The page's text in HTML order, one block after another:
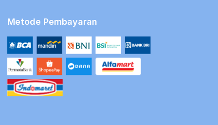
Metode Pembayaran